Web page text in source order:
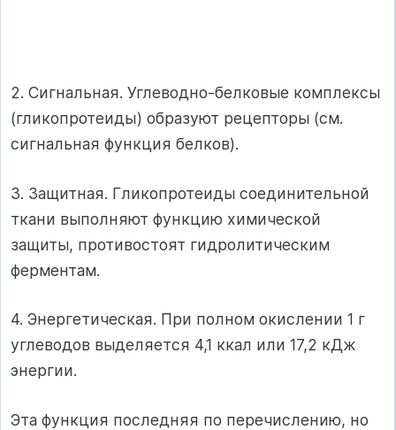
2. Сигнальная. Углеводно-белковые комплексы
(гликопротеиды) образуют рецепторы (см.
сигнальная функция белков).
3. Защитная. Гликопротеиды соединительной
ткани выполняют функцию химической
защиты, противостоят гидролитическим
ферментам.
4. Энергетическая. При полном окислении 1 г
углеводов выделяется 4,1 ккал или 17,2 кДж
энергии.
Эта функция последняя по перечислению, но